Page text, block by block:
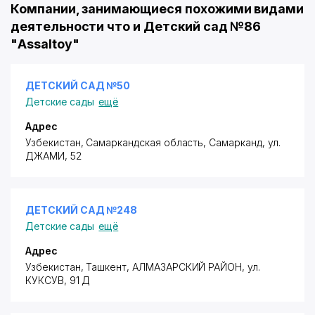
Компании, занимающиеся похожими видами
деятельности что и Детский сад №86
"Assaltoy"
ДЕТСКИЙ САД №50
Детские сады ещё
Адрес
Узбекистан, Самаркандская область, Самарканд, ул.
ДЖАМИ, 52
ДЕТСКИЙ САД №248
Детские сады ещё
Адрес
Узбекистан, Ташкент, АЛМАЗАРСКИЙ РАЙОН,ул.
КУКСУВ, 91 Д